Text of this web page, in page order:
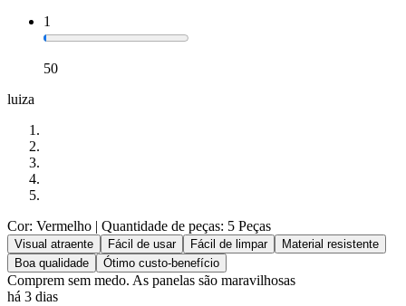
1
50
luiza
Cor: Vermelho | Quantidade de peças: 5 Peças
Visual atraente Fácil de usar Fácil de limpar
Material resistente
Boa qualidade
Ótimo custo-benefício
Comprem sem medo. As panelas são maravilhosas
há 3 dias